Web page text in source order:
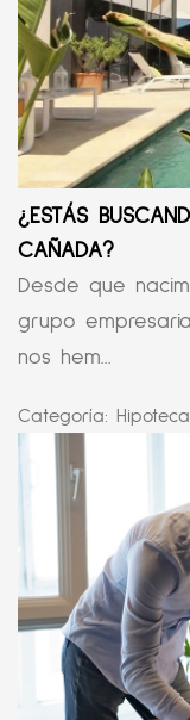
¿ESTÁS
CAÑADA?
Desde que
grupo
nos hem...
Categoría: